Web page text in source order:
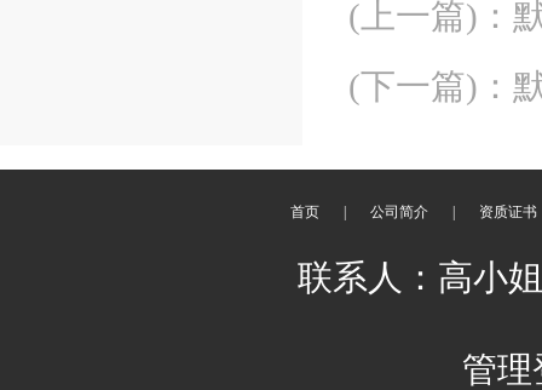
(上一篇) ：
(下一篇) ：
首页 公司简介 资质证书
联系人：高小
管理